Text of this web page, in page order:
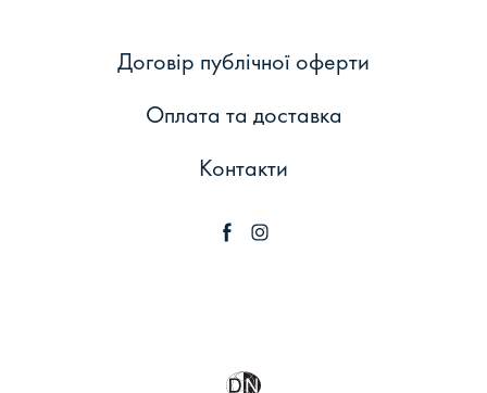
Договір публічної оферти
Оплата та доставка
Контакти